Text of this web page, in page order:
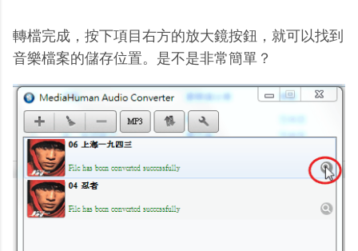
轉檔完成，按下項目右方的放大鏡按鈕，就可以找到
音樂檔案的儲存位置。是不是非常簡單？